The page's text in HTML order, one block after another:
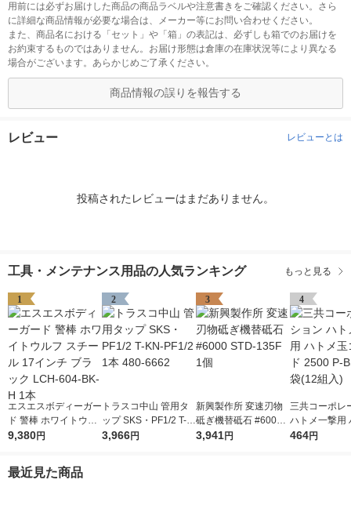
用前には必ずお届けした商品の商品ラベルや注意書きをご確認ください。さら
に詳細な商品情報が必要な場合は、メーカー等にお問い合わせください。
また、商品名における「セット」や「箱」の表記は、必ずしも箱でのお届けを
お約束するものではありません。お届け形態は倉庫の在庫状況等により異なる
場合がございます。あらかじめご了承ください。
商品情報の誤りを報告する
レビュー レビューとは
投稿されたレビューはまだありません。
工具・メンテナンス用品の人気ランキング もっと見る
1
エスエスボディーガー
ド 警棒 ホワイトウル
フ スチール 17インチ
9,380円
2
トラスコ中山 管用タ
ップ SKS・PF1/2 T-K
N-PF1/2 1本 480-666
3,966円
3
新興製作所 変速刃物
砥ぎ機替砥石 #6000
STD-135F 1個
3,941円
4
三共コーポレ
ハトメ一撃用
玉ゴールド
464円
最近見た商品